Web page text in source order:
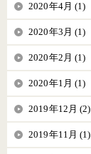
2020年4月 (1)
2020年3月 (1)
2020年2月 (1)
2020年1月 (1)
2019年12月 (2)
2019年11月 (1)